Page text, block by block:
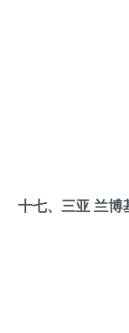
十七、三亚 兰博